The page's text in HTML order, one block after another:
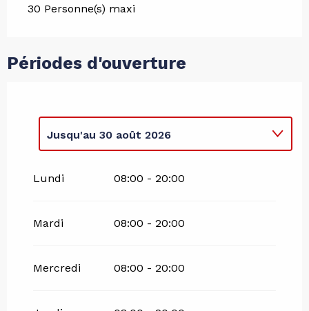
30 Personne(s) maxi
Périodes d'ouverture
Jusqu'au 30 août 2026
Lundi 08:00 - 20:00
Mardi 08:00 - 20:00
Mercredi 08:00 - 20:00